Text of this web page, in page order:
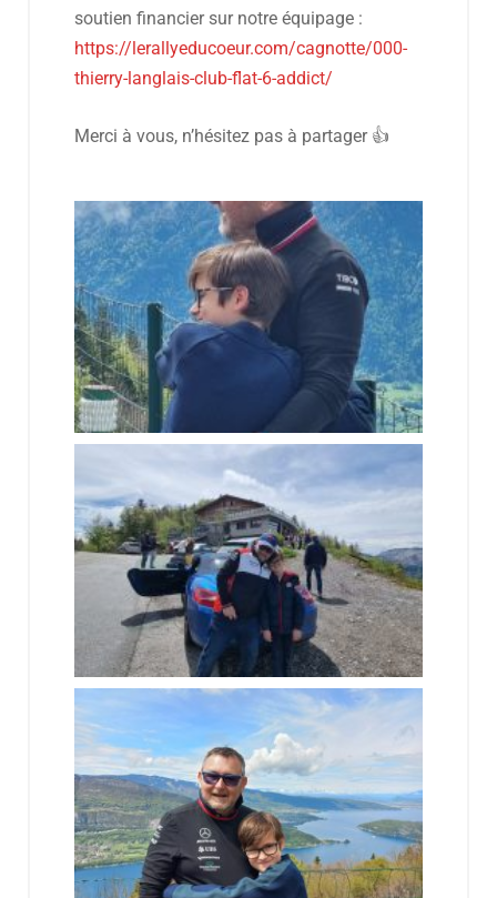
soutien financier sur notre équipage :
https://lerallyeducoeur.com/cagnotte/000-
thierry-langlais-club-flat-6-addict/
Merci à vous, n’hésitez pas à partager 👍